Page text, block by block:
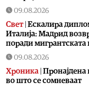
09.08.2026
Свет| Ескалира
Италија: Мадрид
поради мигрантската
09.08.2026
Хроника Пронајдена
во што се сомневаат